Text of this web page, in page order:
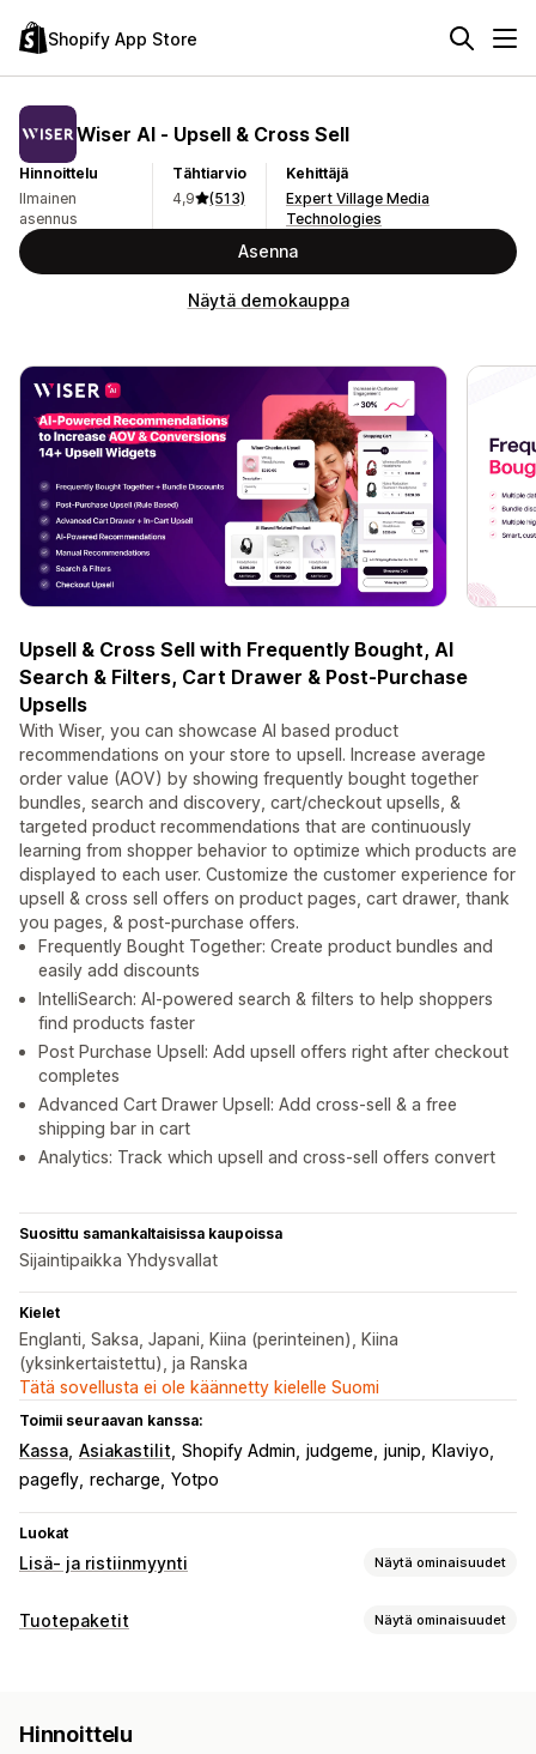
Shopify App Store
Wiser AI ‑ Upsell & Cross Sell
Hinnoittelu
Ilmainen
asennus
Tähtiarvio
4,9
(513)
Kehittäjä
Expert Village Media
Technologies
Asenna
Näytä demokauppa
Upsell & Cross Sell with Frequently Bought, AI
Search & Filters, Cart Drawer & Post-Purchase
Upsells
With Wiser, you can showcase AI based product
recommendations on your store to upsell. Increase average
order value (AOV) by showing frequently bought together
bundles, search and discovery, cart/checkout upsells, &
targeted product recommendations that are continuously
learning from shopper behavior to optimize which products are
displayed to each user. Customize the customer experience for
upsell & cross sell offers on product pages, cart drawer, thank
you pages, & post-purchase offers.
Frequently Bought Together: Create product bundles and
easily add discounts
IntelliSearch: AI-powered search & filters to help shoppers
find products faster
Post Purchase Upsell: Add upsell offers right after checkout
completes
Advanced Cart Drawer Upsell: Add cross-sell & a free
shipping bar in cart
Analytics: Track which upsell and cross-sell offers convert
Suosittu samankaltaisissa kaupoissa
Sijaintipaikka Yhdysvallat
Kielet
Englanti, Saksa, Japani, Kiina (perinteinen), Kiina
(yksinkertaistettu), ja Ranska
Tätä sovellusta ei ole käännetty kielelle Suomi
Toimii seuraavan kanssa:
Kassa Asiakastilit Shopify Admin judgeme junip
Klaviyo
pagefly recharge Yotpo
Luokat
Lisä- ja ristiinmyynti Näytä ominaisuudet
Mukautukset
Yhden klikkauksen lisäosat (add-ons)
Tuotepaketit Näytä ominaisuudet
Tukkutuotepaketit
Hinnoittelu